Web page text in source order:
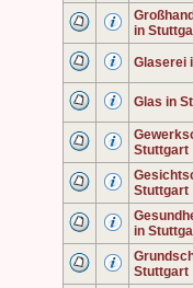
in
Glaserei
Glas in
Stuttgart
Stuttgart
in
Stuttgart